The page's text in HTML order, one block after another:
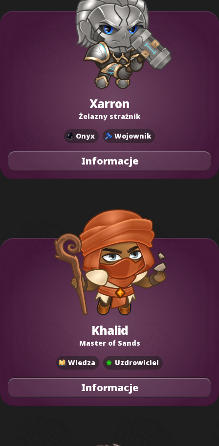
Xarron
Żelazny strażnik
Onyx Wojownik
Informacje
Khalid
Master of Sands
Wiedza Uzdrowiciel
Informacje